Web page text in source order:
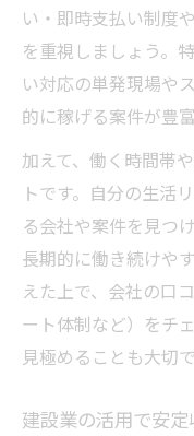
い・即時支払い制度
を重視しましょう。
い対応の単発現場や
的に稼げる案件が豊
加えて、働く時間帯
トです。自分の生活
る会社や案件を見つ
長期的に働き続けや
えた上で、会社の口
ート体制など）をチ
見極めることも大切で
建設業の活用で安